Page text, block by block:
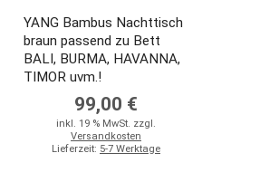
YANG Bambus Nachttisch
braun passend zu Bett
BALI, BURMA, HAVANNA,
TIMOR uvm.!
99,00 €
inkl. 19 % MwSt. zzgl.
Versandkosten
Lieferzeit: 5-7 Werktage